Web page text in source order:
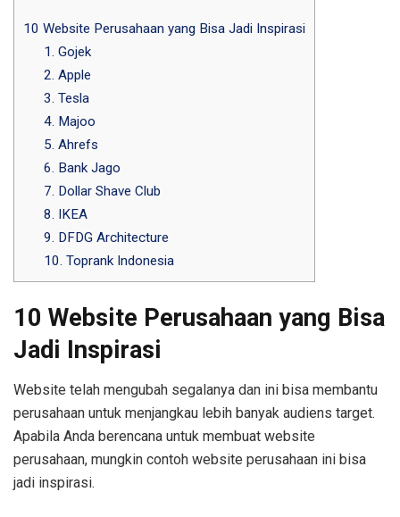
10 Website Perusahaan yang Bisa Jadi Inspirasi
1. Gojek
2. Apple
3. Tesla
4. Majoo
5. Ahrefs
6. Bank Jago
7. Dollar Shave Club
8. IKEA
9. DFDG Architecture
10. Toprank Indonesia
10 Website Perusahaan yang Bisa
Jadi Inspirasi
Website telah mengubah segalanya dan ini bisa membantu
perusahaan untuk menjangkau lebih banyak audiens target.
Apabila Anda berencana untuk membuat website
perusahaan, mungkin contoh website perusahaan ini bisa
jadi inspirasi.